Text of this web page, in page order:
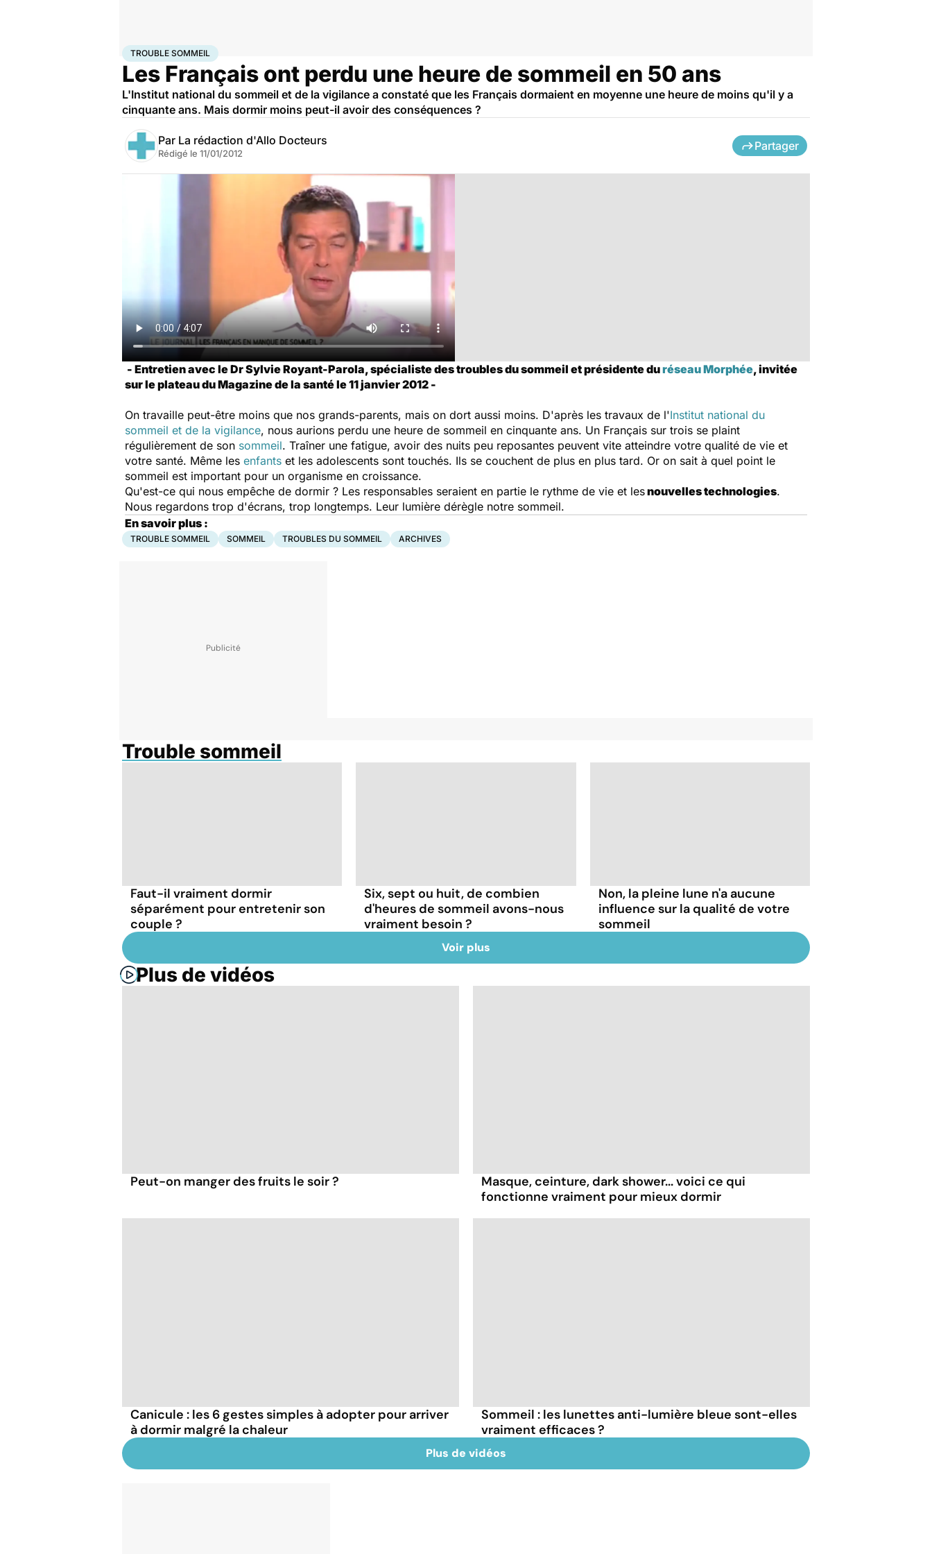
AccueilSantéTrouble sommeil
TROUBLE SOMMEIL
Les Français ont perdu une heure de sommeil en 50 ans
L'Institut national du sommeil et de la vigilance a constaté que les Français dormaient en moyenne une heure de moins qu'il y a
cinquante ans. Mais dormir moins peut-il avoir des conséquences ?
Par La rédaction d'Allo Docteurs
Rédigé le 11/01/2012
Partager
- Entretien avec le Dr Sylvie Royant-Parola, spécialiste des troubles du sommeil et présidente duréseau Morphée, invitée
sur le plateau du Magazine de la santé le 11 janvier 2012 -
On travaille peut-être moins que nos grands-parents, mais on dort aussi moins. D'après les travaux de l'Institut national du
sommeil et de la vigilance, nous aurions perdu une heure de sommeil en cinquante ans. Un Français sur trois se plaint
régulièrement de son sommeil. Traîner une fatigue, avoir des nuits peu reposantes peuvent vite atteindre votre qualité de vie et
votre santé. Même les enfants et les adolescents sont touchés. Ils se couchent de plus en plus tard. Or on sait à quel point le
sommeil est important pour un organisme en croissance.
Qu'est-ce qui nous empêche de dormir ? Les responsables seraient en partie le rythme de vie et lesnouvelles technologies.
Nous regardons trop d'écrans, trop longtemps. Leur lumière dérègle notre sommeil.
En savoir plus :
TROUBLE SOMMEIL SOMMEIL TROUBLES DU SOMMEIL ARCHIVES
Trouble sommeil
Faut-il vraiment dormir
séparément pour entretenir son
couple ?
Six, sept ou huit, de combien
d'heures de sommeil avons-nous
vraiment besoin ?
Non, la pleine lune n'a aucune
influence sur la qualité de votre
sommeil
Voir plus
Plus de vidéos
Peut-on manger des fruits le soir ?
Masque, ceinture, dark shower... voici ce qui
fonctionne vraiment pour mieux dormir
Canicule : les 6 gestes simples à adopter pour arriver
à dormir malgré la chaleur
Sommeil : les lunettes anti-lumière bleue sont-elles
vraiment efficaces ?
Plus de vidéos